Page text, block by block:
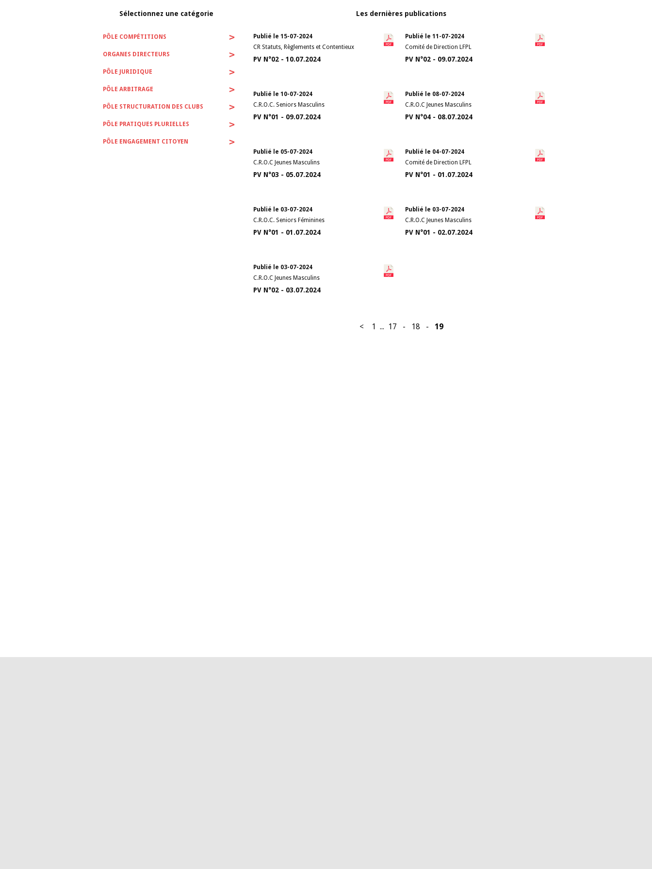
Sélectionnez une catégorie
PÔLE COMPÉTITIONS >
ORGANES DIRECTEURS >
PÔLE JURIDIQUE >
PÔLE ARBITRAGE >
PÔLE STRUCTURATION DES CLUBS >
PÔLE PRATIQUES PLURIELLES >
PÔLE ENGAGEMENT CITOYEN >
Les dernières publications
Publié le 15-07-2024
CR Statuts, Règlements et Contentieux
PV N°02 - 10.07.2024
Publié le 11-07-2024
Comité de Direction LFPL
PV N°02 - 09.07.2024
Publié le 10-07-2024
C.R.O.C. Seniors Masculins
PV N°01 - 09.07.2024
Publié le 08-07-2024
C.R.O.C Jeunes Masculins
PV N°04 - 08.07.2024
Publié le 05-07-2024
C.R.O.C Jeunes Masculins
PV N°03 - 05.07.2024
Publié le 04-07-2024
Comité de Direction LFPL
PV N°01 - 01.07.2024
Publié le 03-07-2024
C.R.O.C. Seniors Féminines
PV N°01 - 01.07.2024
Publié le 03-07-2024
C.R.O.C Jeunes Masculins
PV N°01 - 02.07.2024
Publié le 03-07-2024
C.R.O.C Jeunes Masculins
PV N°02 - 03.07.2024
< 1 ... 17 - 18 - 19